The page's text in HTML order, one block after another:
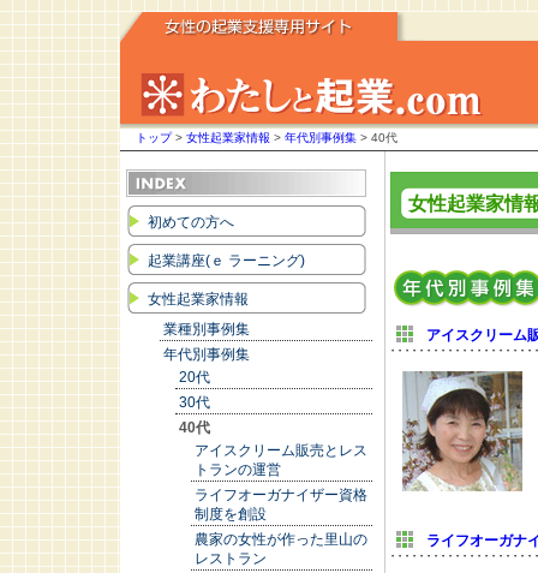
トップ> 女性起業家情報 > 年代別事例集 > 40代
女性起業家情
アイスクリーム
ライフオーガナ
初めての方へ
起業講座(ｅ ラーニング)
女性起業家情報
業種別事例集
年代別事例集
20代
30代
40代
アイスクリーム販売とレス
トランの運営
ライフオーガナイザー資格
制度を創設
農家の女性が作った里山の
レストラン